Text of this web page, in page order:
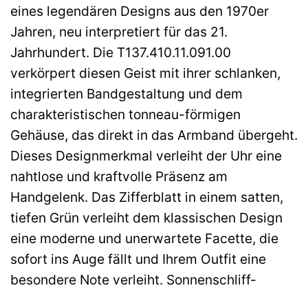
eines legendären Designs aus den 1970er
Jahren, neu interpretiert für das 21.
Jahrhundert. Die T137.410.11.091.00
verkörpert diesen Geist mit ihrer schlanken,
integrierten Bandgestaltung und dem
charakteristischen tonneau-förmigen
Gehäuse, das direkt in das Armband übergeht.
Dieses Designmerkmal verleiht der Uhr eine
nahtlose und kraftvolle Präsenz am
Handgelenk. Das Zifferblatt in einem satten,
tiefen Grün verleiht dem klassischen Design
eine moderne und unerwartete Facette, die
sofort ins Auge fällt und Ihrem Outfit eine
besondere Note verleiht. Sonnenschliff-